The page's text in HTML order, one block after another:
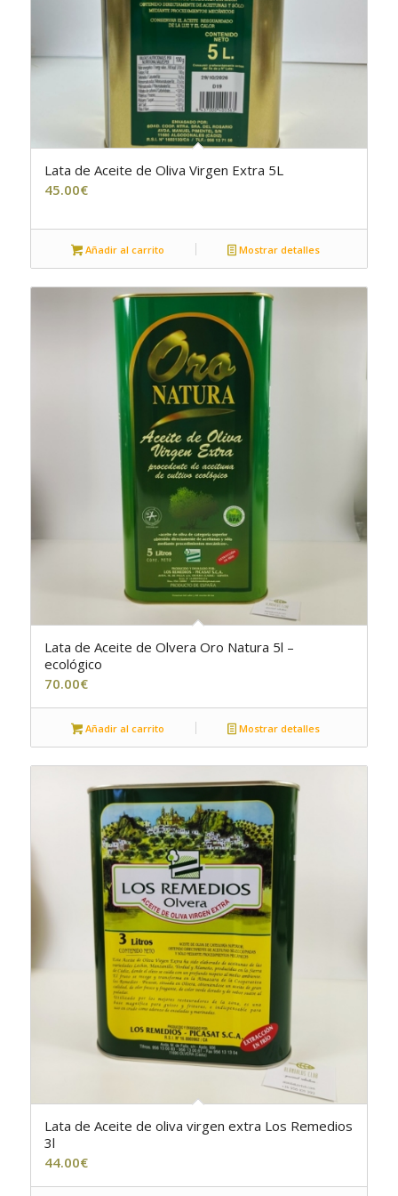
Lata de Aceite de Oliva Virgen Extra 5L
45.00€
Añadir al carrito Mostrar detalles
Lata de Aceite de Olvera Oro Natura 5l –
ecológico
70.00€
Añadir al carrito Mostrar detalles
Lata de Aceite de oliva virgen extra Los Remedios
3l
44.00€